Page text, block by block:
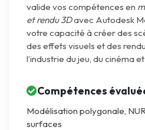
valide vos compétences en
et rendu 3Davec Autodesk
votre capacité à créer des
des effets visuels et des
l’industrie du jeu, du cinéma
Compétences
Modélisation polygonale,
surfaces